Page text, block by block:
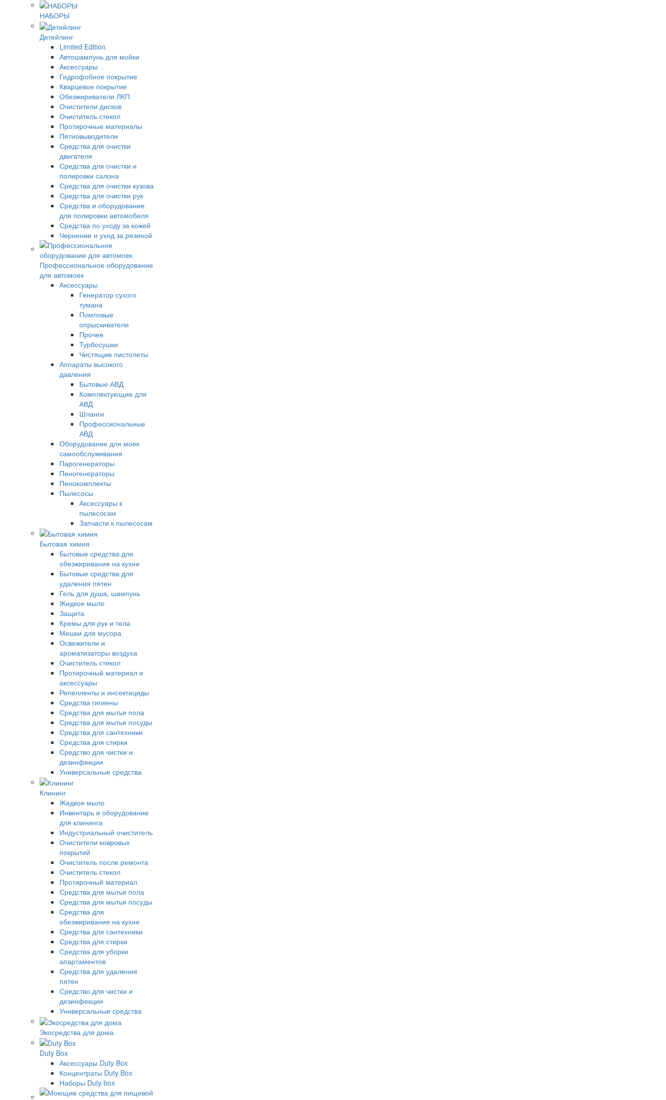
НАБОРЫ
Детейлинг
Limited Edition
Автошампунь для мойки
Аксессуары
Гидрофобное покрытие
Кварцевое покрытие
Обезжириватели ЛКП
Очистители дисков
Очиститель стекол
Протирочные материалы
Пятновыводители
Средства для очистки
двигателя
Средства для очистки и
полировки салона
Средства для очистки кузова
Средства для очистки рук
Средства и оборудование
для полировки автомобиля
Средства по уходу за кожей
Чернение и уход за резиной
Профессиональное оборудование
для автомоек
Аксессуары
Генератор сухого
тумана
Помповые
опрыскиватели
Прочее
Турбосушки
Чистящие пистолеты
Аппараты высокого
давления
Бытовые АВД
Комплектующие для
АВД
Шланги
Профессиональные
АВД
Оборудование для моек
самообслуживания
Парогенераторы
Пеногенераторы
Пенокомплекты
Пылесосы
Аксессуары к
пылесосам
Запчасти к пылесосам
Бытовая химия
Бытовые средства для
обезжиривания на кухне
Бытовые средства для
удаления пятен
Гель для душа, шампунь
Жидкое мыло
Защита
Кремы для рук и тела
Мешки для мусора
Освежители и
ароматизаторы воздуха
Очиститель стекол
Протирочный материал и
аксессуары
Репелленты и инсектициды
Средства гигиены
Средства для мытья пола
Средства для мытья посуды
Средства для сантехники
Средства для стирки
Средство для чистки и
дезинфекции
Универсальные средства
Клининг
Жидкое мыло
Инвентарь и оборудование
для клининга
Индустриальный очиститель
Очистители ковровых
покрытий
Очиститель после ремонта
Очиститель стекол
Протирочный материал
Средства для мытья пола
Средства для мытья посуды
Средства для
обезжиривания на кухне
Средства для сантехники
Средства для стирки
Средства для уборки
апартаментов
Средства для удаления
пятен
Средство для чистки и
дезинфекции
Универсальные средства
Экосредства для дома
Duty Box
Аксессуары Duty Box
Концентраты Duty Box
Наборы Duty box